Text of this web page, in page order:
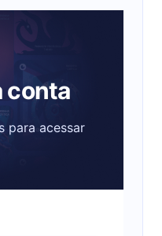
conta
para acessar